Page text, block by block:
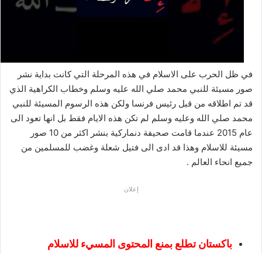
في ظل الحرب على الاسلام في هذه المرحلة التي كانت بداية نشر
صور مسيئة للنبي محمد صلي الله عليه وسلم وخطاب الكراهية الذي
قد تم اطلاقه من قبل رئيس فرنسا ولكن هذه الرسوم المسيئة للنبي
محمد صلي الله وعليه وسلم لم تكن هذه الايام فقط بل انها تعود الى
عام 2015 عندما قامت صحيفة دنماركية بنشر اكثر من 10 صور
مسيئة للاسلام وهذا قد ادى الى فتيل شعلة وغضب للمسلمين من
جميع انحاء العالم .
إعلان
باكستان تطلع بمنع المحتوى المسيء للاسلام